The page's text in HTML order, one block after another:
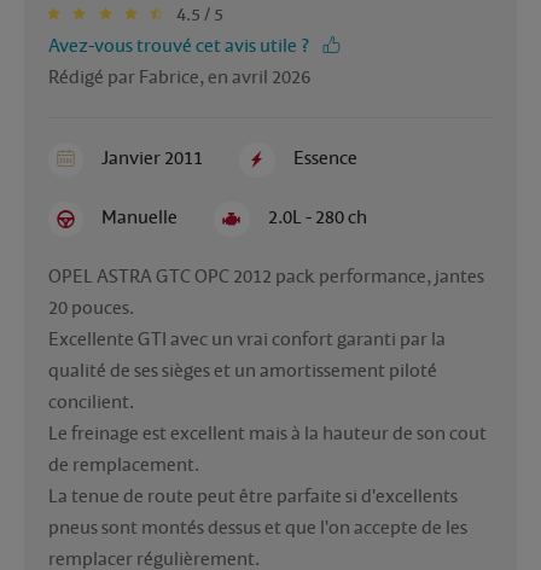
4.5 / 5
Avez-vous trouvé cet avis utile ?
Rédigé par Fabrice, en avril 2026
Janvier 2011 Essence
Manuelle 2.0L - 280 ch
OPEL ASTRA GTC OPC 2012 pack performance, jantes
20 pouces.
Excellente GTI avec un vrai confort garanti par la
qualité de ses sièges et un amortissement piloté
concilient.
Le freinage est excellent mais à la hauteur de son cout
de remplacement.
La tenue de route peut être parfaite si d'excellents
pneus sont montés dessus et que l'on accepte de les
remplacer régulièrement.